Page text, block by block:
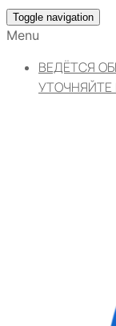
Toggle navigation
Menu
ВЕДЁТСЯ
УТОЧНЯЙТЕ